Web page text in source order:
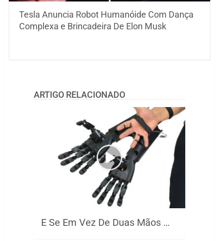
Tesla Anuncia Robot Humanóide Com Dança
Complexa e Brincadeira De Elon Musk
ARTIGO RELACIONADO
E Se Em Vez De Duas Mãos …